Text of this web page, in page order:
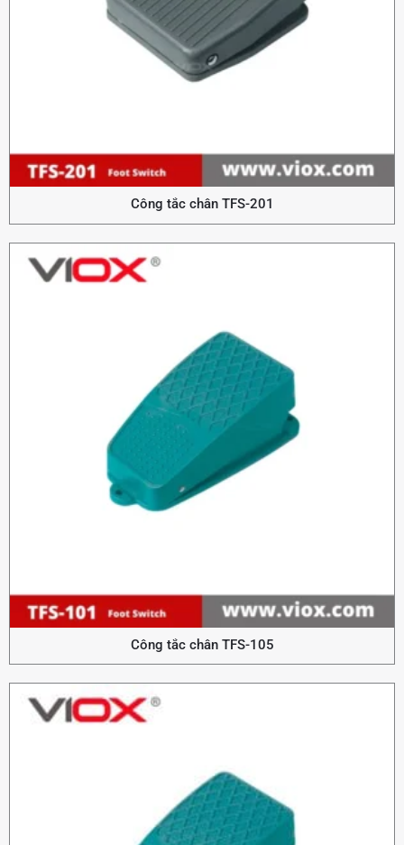
Công tắc chân TFS-201
Công tắc chân TFS-105